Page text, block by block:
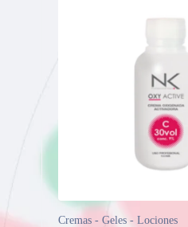
Cremas - Geles - Lociones